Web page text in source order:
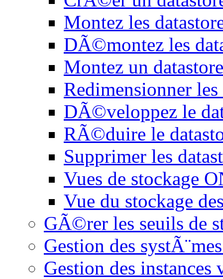
Montez les
DÃ©montez les
Montez un
Redimensionner
DÃ©veloppez le
RÃ©duire le
Supprimer les
Vues de stockage
Vue du stockage
GÃ©rer les seuils de
Gestion des
Gestion des instances